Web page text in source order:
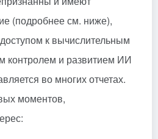
(подробнее см. ниже),
к вычислительным
контролем и развитием ИИ
во многих отчетах.
моментов,